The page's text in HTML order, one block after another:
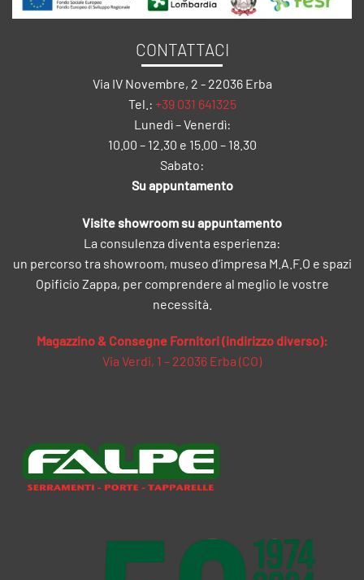
CONTATTACI
Via IV Novembre, 2 - 22036 Erba
Tel.: +39 031 641325
Lunedì – Venerdì:
10.00 – 12.30 e 15.00 – 18.30
Sabato:
Su appuntamento
Visite showroom su appuntamento
La consulenza diventa esperienza:
un percorso tra showroom, museo d’impresa M.A.F.O e spazi
Opificio Zappa, per comprendere al meglio le vostre
necessità.
Magazzino & Consegne Fornitori (indirizzo diverso):
Via Verdi, 1 – 22036 Erba (CO)